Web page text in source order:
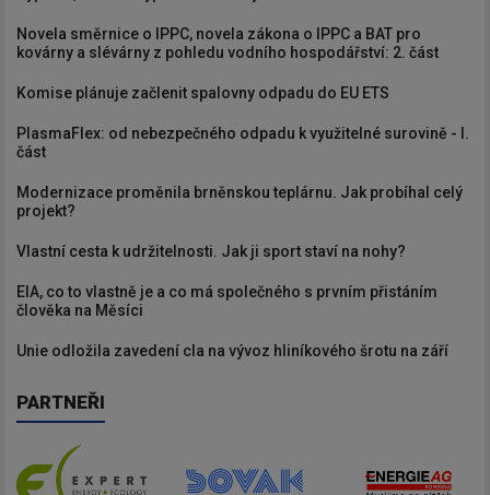
Novela směrnice o IPPC, novela zákona o IPPC a BAT pro
kovárny a slévárny z pohledu vodního hospodářství: 2. část
Komise plánuje začlenit spalovny odpadu do EU ETS
PlasmaFlex: od nebezpečného odpadu k využitelné surovině - I.
část
Modernizace proměnila brněnskou teplárnu. Jak probíhal celý
projekt?
Vlastní cesta k udržitelnosti. Jak ji sport staví na nohy?
EIA, co to vlastně je a co má společného s prvním přistáním
člověka na Měsíci
Unie odložila zavedení cla na vývoz hliníkového šrotu na září
PARTNEŘI